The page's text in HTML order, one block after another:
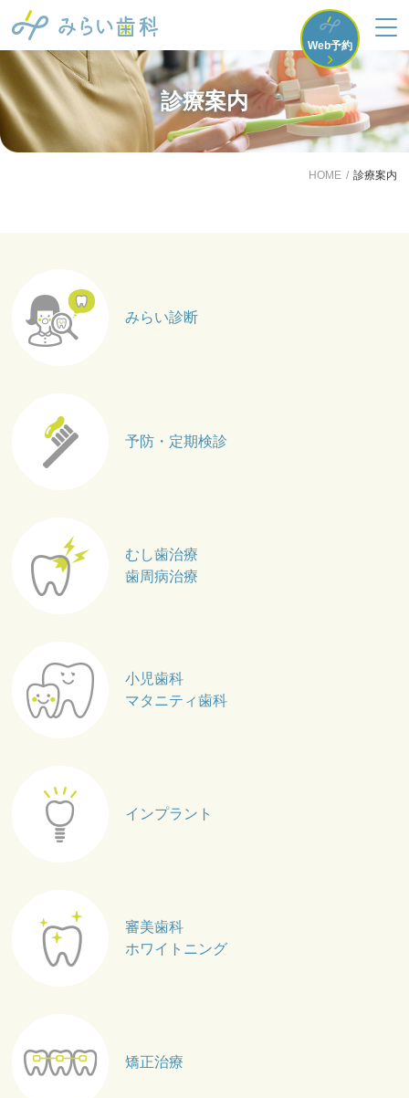
Web予約
診療案内
HOME 診療案内
みらい診断
予防・定期検診
むし歯治療
歯周病治療
小児歯科
マタニティ歯科
インプラント
審美歯科
ホワイトニング
矯正治療